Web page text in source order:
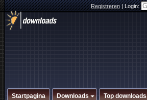
Registreren|Login:
Startpagina Downloads Top downloads